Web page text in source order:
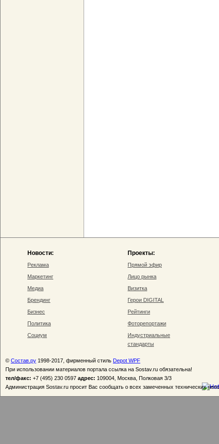
Новости:
Реклама
Маркетинг
Медиа
Брендинг
Бизнес
Политика
Социум
Проекты:
Прямой эфир
Лицо рынка
Визитка
Герои DIGITAL
Рейтинги
Фоторепортажи
Индустриальные
стандарты
© Состав.ру 1998-2017, фирменный стиль Depot WPF
При использовании материалов портала ссылка на Sostav.ru обязательна!
тел/факс: +7 (495) 230 0597 адрес: 109004, Москва, Полковая 3/3
Администрация Sostav.ru просит Вас сообщать о всех замеченных технических